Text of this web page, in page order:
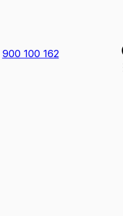
900 100 162